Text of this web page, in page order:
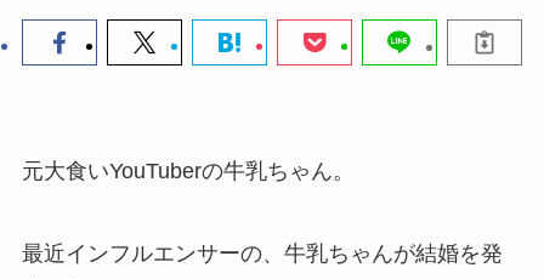
元大食いYouTuberの牛乳ちゃん。
最近インフルエンサーの、牛乳ちゃんが結婚を発